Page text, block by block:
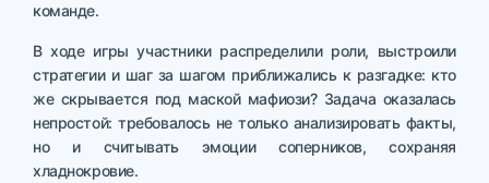
команде.
В ходе игры участники распределили роли, выстроили
стратегии и шаг за шагом приближались к разгадке: кто
же скрывается под маской мафиози? Задача оказалась
непростой: требовалось не только анализировать факты,
но и считывать эмоции соперников, сохраняя
хладнокровие.